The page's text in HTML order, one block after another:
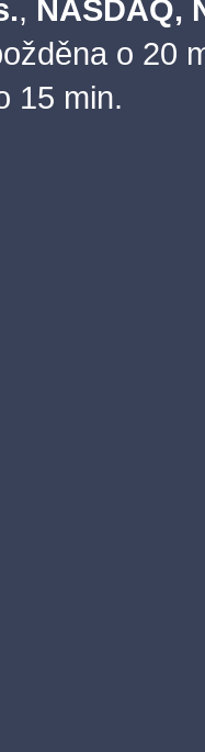
, NASDAQ,
o 20
15 min.